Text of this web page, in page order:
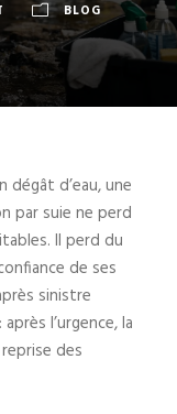
BLOG
dégât d’eau, une
par suie ne perd
Il perd du
de ses
sinistre
l’urgence, la
des